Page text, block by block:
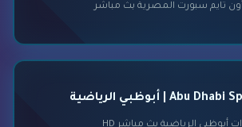
أون تايم سبورت المصرية بث مباشر